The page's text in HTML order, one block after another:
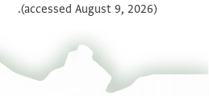
(accessed August 9, 2026).